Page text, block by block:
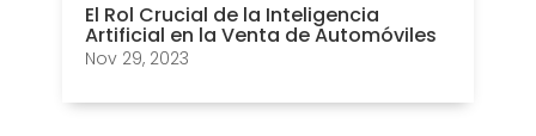
El Rol Crucial de la Inteligencia
Artificial en la Venta de Automóviles
Nov 29, 2023